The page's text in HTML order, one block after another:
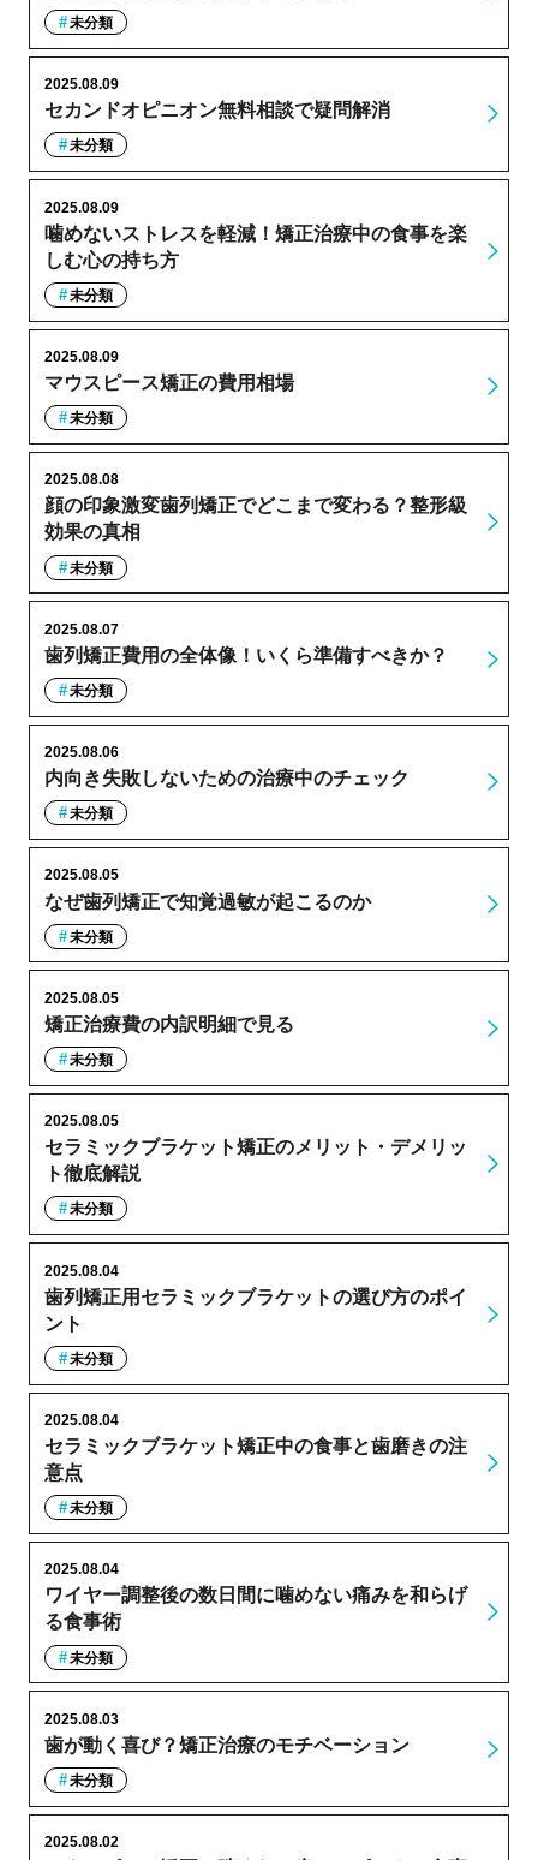
未分類
セカンドオピニオン無料相談で疑問解消
2025.08.09
未分類
噛めないストレスを軽減！矯正治療中の食事を楽
しむ心の持ち方
2025.08.09
未分類
マウスピース矯正の費用相場
2025.08.09
未分類
顔の印象激変歯列矯正でどこまで変わる？整形級
効果の真相
2025.08.08
未分類
歯列矯正費用の全体像！いくら準備すべきか？
2025.08.07
未分類
内向き失敗しないための治療中のチェック
2025.08.06
未分類
なぜ歯列矯正で知覚過敏が起こるのか
2025.08.05
未分類
矯正治療費の内訳明細で見る
2025.08.05
未分類
セラミックブラケット矯正のメリット・デメリッ
ト徹底解説
2025.08.05
未分類
歯列矯正用セラミックブラケットの選び方のポイ
ント
2025.08.04
未分類
セラミックブラケット矯正中の食事と歯磨きの注
意点
2025.08.04
未分類
ワイヤー調整後の数日間に噛めない痛みを和らげ
る食事術
2025.08.04
未分類
歯が動く喜び？矯正治療のモチベーション
2025.08.03
未分類
2025.08.02